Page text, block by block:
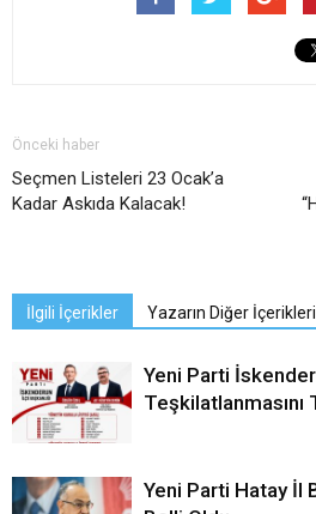
Önceki haber
Seçmen Listeleri 23 Ocak’a
Kadar Askıda Kalacak!
İlgili İçerikler Yazarın Diğer İçerikleri
Yeni Parti
Teşkilatlanmasını
Yeni Parti Hatay İl